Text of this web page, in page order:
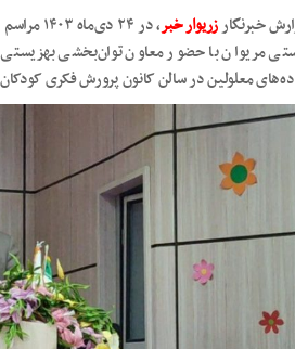
خبرنگارزریوار خبر
مریوان با حضور معاون توان‌بخشی
معلولین در سالن کانون پرورش فکری کودکان و نوجوانان